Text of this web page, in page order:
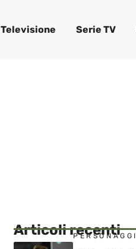
Televisione Serie TV
Articoli recenti
PERSONAGGI